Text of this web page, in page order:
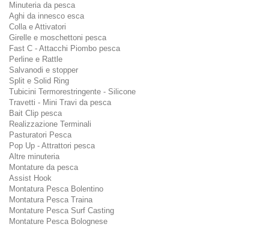
Minuteria da pesca
Aghi da innesco esca
Colla e Attivatori
Girelle e moschettoni pesca
Fast C - Attacchi Piombo pesca
Perline e Rattle
Salvanodi e stopper
Split e Solid Ring
Tubicini Termorestringente - Silicone
Travetti - Mini Travi da pesca
Bait Clip pesca
Realizzazione Terminali
Pasturatori Pesca
Pop Up - Attrattori pesca
Altre minuteria
Montature da pesca
Assist Hook
Montatura Pesca Bolentino
Montatura Pesca Traina
Montature Pesca Surf Casting
Montature Pesca Bolognese